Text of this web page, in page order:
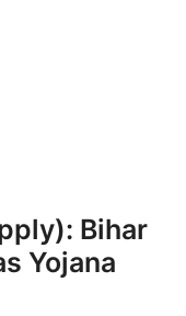
Bihar
Yojana